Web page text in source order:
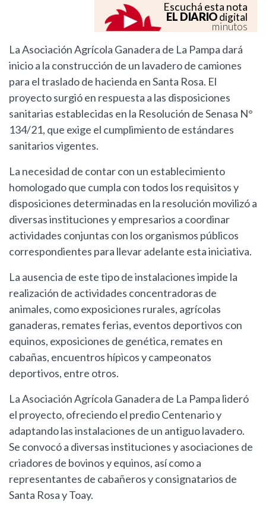
Escuchá esta nota
EL DIARIOdigital
minutos
La Asociación Agrícola Ganadera de La Pampa dará
inicio a la construcción de un lavadero de camiones
para el traslado de hacienda en Santa Rosa. El
proyecto surgió en respuesta a las disposiciones
sanitarias establecidas en la Resolución de Senasa N°
134/21, que exige el cumplimiento de estándares
sanitarios vigentes.
La necesidad de contar con un establecimiento
homologado que cumpla con todos los requisitos y
disposiciones determinadas en la resolución movilizó a
diversas instituciones y empresarios a coordinar
actividades conjuntas con los organismos públicos
correspondientes para llevar adelante esta iniciativa.
La ausencia de este tipo de instalaciones impide la
realización de actividades concentradoras de
animales, como exposiciones rurales, agrícolas
ganaderas, remates ferias, eventos deportivos con
equinos, exposiciones de genética, remates en
cabañas, encuentros hípicos y campeonatos
deportivos, entre otros.
La Asociación Agrícola Ganadera de La Pampa lideró
el proyecto, ofreciendo el predio Centenario y
adaptando las instalaciones de un antiguo lavadero.
Se convocó a diversas instituciones y asociaciones de
criadores de bovinos y equinos, así como a
representantes de cabañeros y consignatarios de
Santa Rosa y Toay.